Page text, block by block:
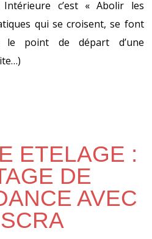
Intérieure c’est « Abolir les
qui se croisent, se font
le point de départ d’une
ETELAGE :
DE
AVEC